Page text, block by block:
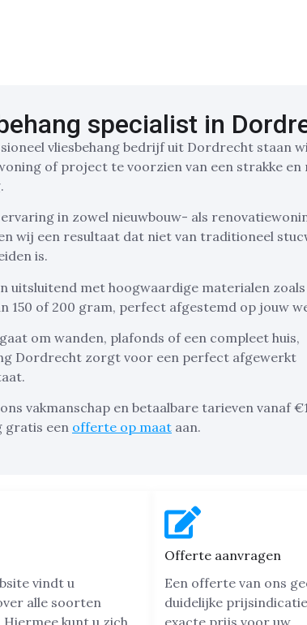
specialist in
vliesbehang bedrijf uit Dordrecht staan
of project te voorzien van een strakke en
in zowel nieuwbouw- als
wij een resultaat dat niet van traditioneel
is.
uitsluitend met hoogwaardige materialen zoals
150 of 200 gram, perfect afgestemd op jouw
om wanden, plafonds of een compleet huis,
Dordrecht zorgt voor een perfect afgewerkt
vakmanschap en betaalbare tarieven vanaf
gratis een offerte op maat aan.
vindt u
alle soorten
Hiermee kunt u zich
Offerte aanvragen
Een offerte van ons
duidelijke
exacte prijs voor uw